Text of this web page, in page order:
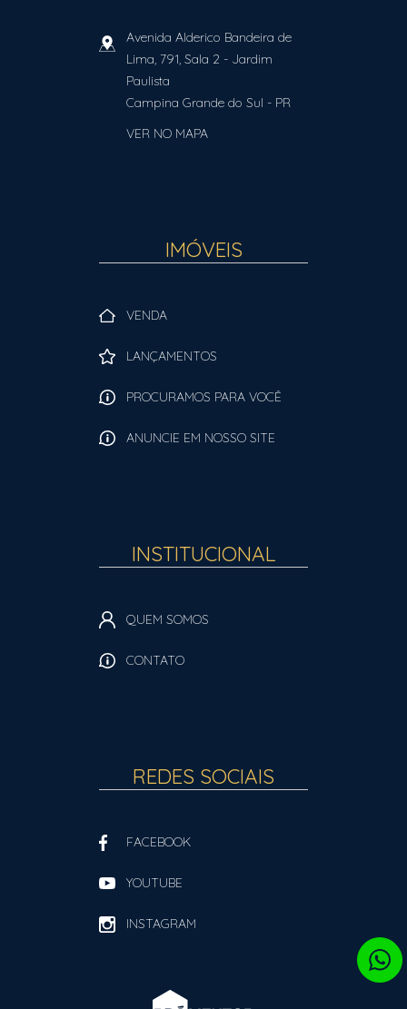
Avenida Alderico Bandeira de
Lima, 791, Sala 2 - Jardim
Paulista
Campina Grande do Sul - PR
VER NO MAPA
IMÓVEIS
VENDA
LANÇAMENTOS
PROCURAMOS PARA VOCÊ
ANUNCIE EM NOSSO SITE
INSTITUCIONAL
QUEM SOMOS
CONTATO
REDES SOCIAIS
FACEBOOK
YOUTUBE
INSTAGRAM